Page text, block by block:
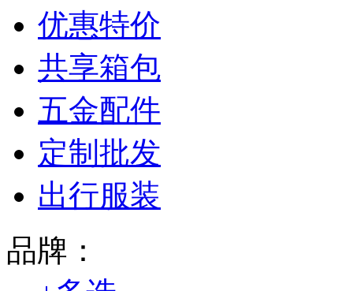
优惠特价
共享箱包
五金配件
定制批发
出行服装
品牌：